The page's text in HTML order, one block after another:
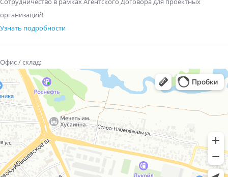
организаций!
Узнать подробности
Офис / склад: